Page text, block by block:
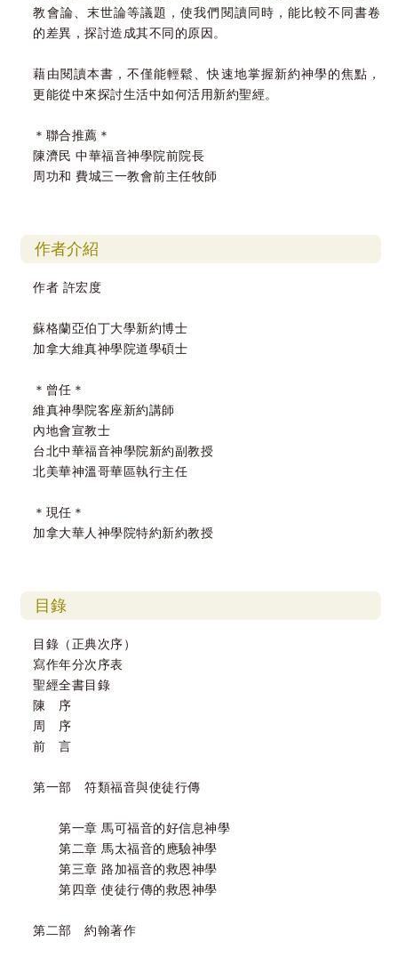
教會論、末世論等議題，使我們閱讀同時，能比較不同書卷
的差異，探討造成其不同的原因。
藉由閱讀本書，不僅能輕鬆、快速地掌握新約神學的焦點，
更能從中來探討生活中如何活用新約聖經。
＊聯合推薦＊
陳濟民 中華福音神學院前院長
周功和 費城三一教會前主任牧師
作者介紹
作者 許宏度
蘇格蘭亞伯丁大學新約博士
加拿大維真神學院道學碩士
＊曾任＊
維真神學院客座新約講師
內地會宣教士
台北中華福音神學院新約副教授
北美華神溫哥華區執行主任
＊現任＊
加拿大華人神學院特約新約教授
目錄
目錄（正典次序）
寫作年分次序表
聖經全書目錄
陳 序
周 序
前 言
第一部 符類福音與使徒行傳
第一章 馬可福音的好信息神學
第二章 馬太福音的應驗神學
第三章 路加福音的救恩神學
第四章 使徒行傳的救恩神學
第二部 約翰著作